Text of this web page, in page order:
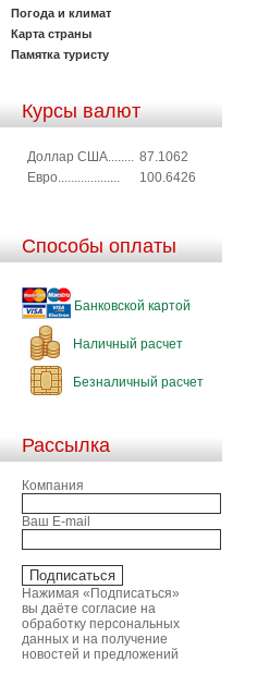
Погода и климат
Карта страны
Памятка туристу
Курсы валют
Доллар США........ 87.1062
Евро...................
100.6426
Способы оплаты
Банковской картой
Наличный расчет
Безналичный расчет
Рассылка
Компания
Ваш E-mail
Нажимая «Подписаться»
вы даёте согласие на
обработку персональных
данных и на получение
новостей и предложений